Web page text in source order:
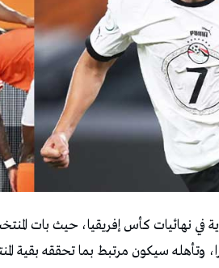
في نهائيات كأس إفريقيا، حيث بات
وتأهله سيكون مرتبط بما تحققه بقية